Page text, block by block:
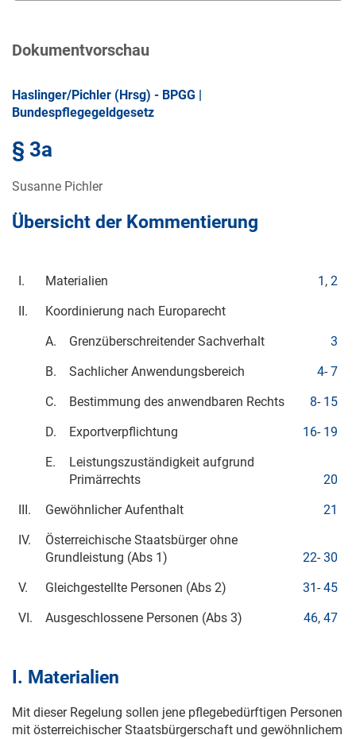
Dokumentvorschau
Haslinger/Pichler (Hrsg) - BPGG |
Bundespflegegeldgesetz
§ 3a
Susanne Pichler
Übersicht der Kommentierung
I. Materialien 1 , 2
II.
Koordinierung nach Europarecht
A.
Grenzüberschreitender Sachverhalt
3
B.
Sachlicher Anwendungsbereich 4- 7
C.
Bestimmung des anwendbaren Rechts 8- 15
D.
Exportverpflichtung 16- 19
E.
Leistungszuständigkeit aufgrund
Primärrechts
20
III.
Gewöhnlicher Aufenthalt
21
IV.
Österreichische Staatsbürger ohne
Grundleistung (Abs 1)
22- 30
V.
Gleichgestellte Personen (Abs 2) 31 - 45
VI.
Ausgeschlossene Personen (Abs 3) 46, 47
I. Materialien
Mit dieser Regelung sollen jene pflegebedürftigen Personen
mit österreichischer Staatsbürgerschaft und gewöhnlichem